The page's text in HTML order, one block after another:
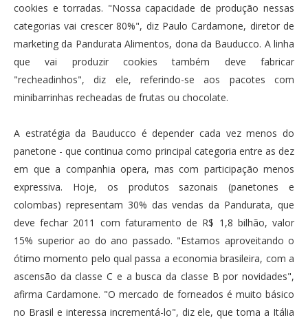
cookies e torradas. "Nossa capacidade de produção nessas
categorias vai crescer 80%", diz Paulo Cardamone, diretor de
marketing da Pandurata Alimentos, dona da Bauducco. A linha
que vai produzir cookies também deve fabricar
"recheadinhos", diz ele, referindo-se aos pacotes com
minibarrinhas recheadas de frutas ou chocolate.
A estratégia da Bauducco é depender cada vez menos do
panetone - que continua como principal categoria entre as dez
em que a companhia opera, mas com participação menos
expressiva. Hoje, os produtos sazonais (panetones e
colombas) representam 30% das vendas da Pandurata, que
deve fechar 2011 com faturamento de R$ 1,8 bilhão, valor
15% superior ao do ano passado. "Estamos aproveitando o
ótimo momento pelo qual passa a economia brasileira, com a
ascensão da classe C e a busca da classe B por novidades",
afirma Cardamone. "O mercado de forneados é muito básico
no Brasil e interessa incrementá-lo", diz ele, que toma a Itália